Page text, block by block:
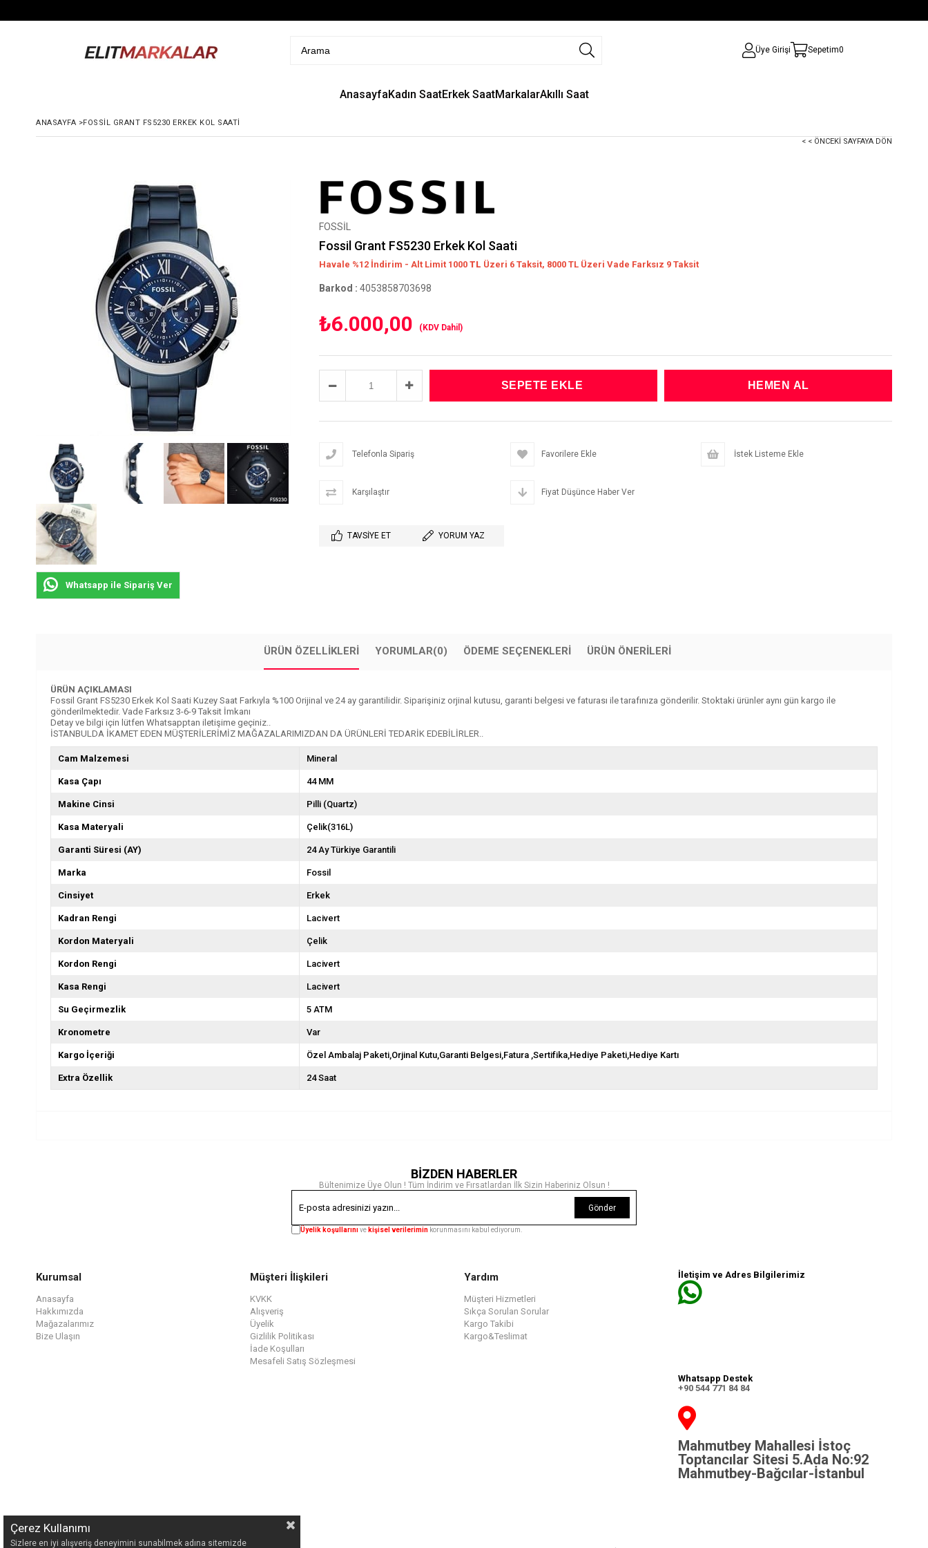
Üye Girişi Sepetim0
AnasayfaKadın SaatErkek SaatMarkalarAkıllı Saat
ANASAYFA >FOSSIL GRANT FS5230 ERKEK KOL SAATI
< < ÖNCEKI SAYFAYA DÖN
Whatsapp ile Sipariş Ver
FOSSİL
Fossil Grant FS5230 Erkek Kol Saati
Havale %12 İndirim - Alt Limit 1000 TL Üzeri 6 Taksit, 8000 TL Üzeri Vade Farksız 9 Taksit
Barkod : 4053858703698
₺6.000,00 (KDV Dahil)
Telefonla Sipariş Favorilere Ekle İstek Listeme Ekle
Karşılaştır Fiyat Düşünce Haber Ver
TAVSIYE ET YORUM YAZ
ÜRÜN ÖZELLIKLERI YORUMLAR(0) ÖDEME SEÇENEKLERI ÜRÜN ÖNERILERI
ÜRÜN AÇIKLAMASI
Fossil Grant FS5230 Erkek Kol Saati Kuzey Saat Farkıyla %100 Orijinal ve 24 ay garantilidir. Siparişiniz orjinal kutusu, garanti belgesi ve faturası ile tarafınıza gönderilir. Stoktaki ürünler aynı gün kargo ile
gönderilmektedir. Vade Farksız 3-6-9 Taksit İmkanı
Detay ve bilgi için lütfen Whatsapptan iletişime geçiniz..
İSTANBULDA İKAMET EDEN MÜŞTERİLERİMİZ MAĞAZALARIMIZDAN DA ÜRÜNLERİ TEDARİK EDEBİLİRLER..
Cam Malzemesi Mineral
Kasa Çapı 44 MM
Makine Cinsi Pilli (Quartz)
Kasa Materyali Çelik(316L)
Garanti Süresi (AY) 24 Ay Türkiye Garantili
Marka Fossil
Cinsiyet Erkek
Kadran Rengi Lacivert
Kordon Materyali Çelik
Kordon Rengi Lacivert
Kasa Rengi Lacivert
Su Geçirmezlik 5 ATM
Kronometre Var
Kargo İçeriği Özel Ambalaj Paketi,Orjinal Kutu,Garanti Belgesi,Fatura ,Sertifika,Hediye Paketi,Hediye Kartı
Extra Özellik 24 Saat
BİZDEN HABERLER
Bültenimize Üye Olun ! Tüm İndirim ve Fırsatlardan İlk Sizin Haberiniz Olsun !
Gönder
Üyelik koşullarınıve kişisel verilerimin korunmasını kabul ediyorum.
Kurumsal
Anasayfa
Hakkımızda
Mağazalarımız
Bize Ulaşın
Müşteri İlişkileri
KVKK
Alışveriş
Üyelik
Gizlilik Politikası
İade Koşulları
Mesafeli Satış Sözleşmesi
Yardım
Müşteri Hizmetleri
Sıkça Sorulan Sorular
Kargo Takibi
Kargo&Teslimat
İletişim ve Adres Bilgilerimiz
Whatsapp Destek
+90 544 771 84 84
Mahmutbey Mahallesi İstoç
Toptancılar Sitesi 5.Ada No:92
Mahmutbey-Bağcılar-İstanbul
Çerez Kullanımı
Sizlere en iyi alışveriş deneyimini sunabilmek adına sitemizde